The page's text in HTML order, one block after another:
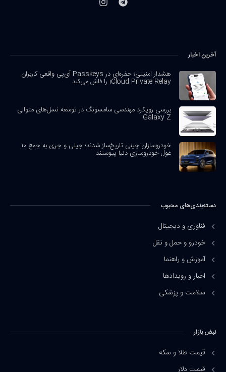
آخرین اخبار
هشدار امنیتی؛ حفره‌ای در Passkeys آی‌پی واقعی کاربران
iCloud Private Relay را فاش می‌کند
بررسی رویکرد مهندسی سامسونگ در توسعه نسل‌های متوالی
Galaxy Z
خودروسازان چینی تاریخ‌ساز شدند؛ جیلی و چری به جمع ۱۰
غول خودروسازی دنیا پیوستند
دسته‌بندی‌های محبوب
فناوری و دیجیتال
خودرو و حمل و نقل
آموزش و راهنما
اخبار و رویدادها
سلامت و پزشکی
نبض بازار
قیمت طلا و سکه
قیمت دلار